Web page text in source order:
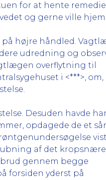
for at hente
og gerne ville hjem.
på højre håndled.
udredning og
overflytning til
i <***>, om,
Desuden havde
opdagede de et
af det kropsnære
gennem begge
forsiden yderst på